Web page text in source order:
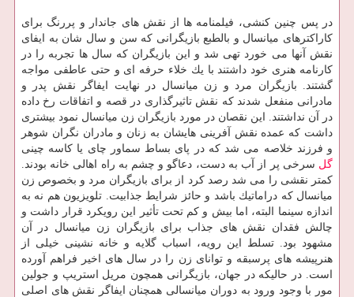
در پس چنین كنشی، فیلمنامه ها از نقش های جاندار و پررنگ برای
كاراكترهای میانسال و بالطبع بازیگرانی كه سن و سال شان به ایفای
نقش آنها می خورد تهی شد و این بازیگران كه سال ها تجربه را در
كارنامه هنری خود داشتند با یك خلاء حرفه ای و حتی عاطفی مواجه
گشتند. بازیگران مرد و زن میانسال در نهایت ایفاگر نقش پدر و
مادرانی منفعل شدند كه نقش تاثیرگذاری در قصه و اتفاقات رخ داده
در آن نداشتند. این نقصان در مورد بازیگران زن میانسال نمود بیشتری
داشت كه عمده نقش آفرینی هایشان به زنان و مادران نگران شوهر
و فرزند خلاصه می شد كه در پای بساط سماور چای یا كاسه چینی
گل سرخی پر از آب به دست، دعاگو و چشم به راه اهالی خانه بودند.
كمتر نقشی را می شد رصد كرد از برای بازیگران مرد و بخصوص زن
میانسال كه دراماتیك باشد و حائز شرایط جذابیت. تلویزیون هم نه به
اندازه سینما البته، اما بیش و كم تحت تأثیر این رویكرد قرار داشت و
چالش فقدان نقش های جذاب برای بازیگران زن میانسال در آن
مشهود بود. تسلط این رویه، اسباب گلایه و خانه نشینی خیلی از
هنرپیشه های پرسبقه و توانای زن را در سال های اخیر فراهم آورده
است. در حالیكه در جهان، بازیگرانی همچون مریل استریپ و جولین
مور با وجود ورود به دوران میانسالی همچنان ایفاگر نقش های اصلی